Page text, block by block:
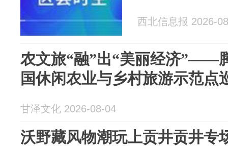
西北信息报 2026-
农文旅“融”出“美丽经济”——
国休闲农业与乡村旅游示范点
甘泽文化 2026-08-04
沃野藏风物潮玩上贡井贡井专